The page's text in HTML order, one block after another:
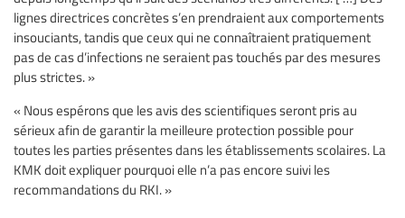
lignes directrices concrètes s’en prendraient aux comportements
insouciants, tandis que ceux qui ne connaîtraient pratiquement
pas de cas d’infections ne seraient pas touchés par des mesures
plus strictes. »
« Nous espérons que les avis des scientifiques seront pris au
sérieux afin de garantir la meilleure protection possible pour
toutes les parties présentes dans les établissements scolaires. La
KMK doit expliquer pourquoi elle n’a pas encore suivi les
recommandations du RKI. »